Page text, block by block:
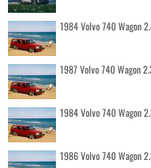
1984 Volvo 740 Wagon
1987 Volvo 740 Wagon
1984 Volvo 740 Wagon
1986 Volvo 740 Wagon